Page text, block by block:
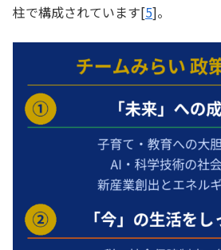
柱で構成されています[5]。